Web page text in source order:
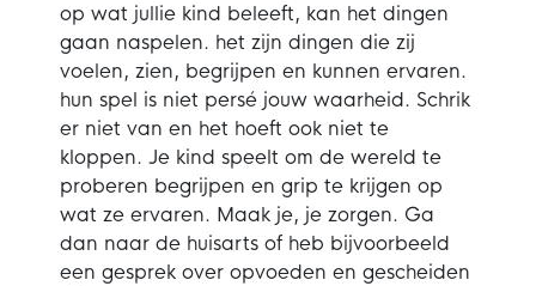
op wat jullie kind beleeft, kan het dingen
gaan naspelen. het zijn dingen die zij
voelen, zien, begrijpen en kunnen ervaren.
hun spel is niet persé jouw waarheid. Schrik
er niet van en het hoeft ook niet te
kloppen. Je kind speelt om de wereld te
proberen begrijpen en grip te krijgen op
wat ze ervaren. Maak je, je zorgen. Ga
dan naar de huisarts of heb bijvoorbeeld
een gesprek over opvoeden en gescheiden